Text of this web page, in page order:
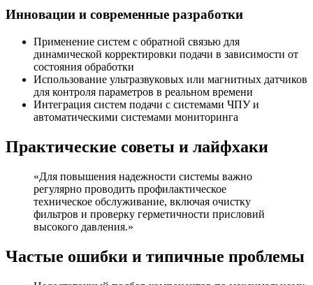
Инновации и современные разработки
Применение систем с обратной связью для
динамической корректировки подачи в зависимости от
состояния обработки
Использование ультразвуковых или магнитных датчиков
для контроля параметров в реальном времени
Интеграция систем подачи с системами ЧПУ и
автоматическими системами мониторинга
Практические советы и лайфхаки
«Для повышения надежности системы важно
регулярно проводить профилактическое
техническое обслуживание, включая очистку
фильтров и проверку герметичности присловий
высокого давления.»
Частые ошибки и типичные проблемы